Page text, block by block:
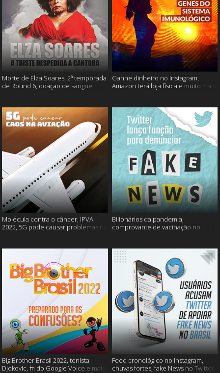
Morte de Elza Soares, 2ª temporada
de Round 6, doação de sangue
Ganhe dinheiro no Instagram,
Amazon terá loja física e muito mais!
Molécula contra o câncer, IPVA
2022, 5G pode causar problemas na
Bilionários da pandemia,
comprovante de vacinação no
Big Brother Brasil 2022, tenista
Djokovic, fim do Google Voice e mais
Feed cronológico no Instagram,
chuvas fortes, fake News no Twitter